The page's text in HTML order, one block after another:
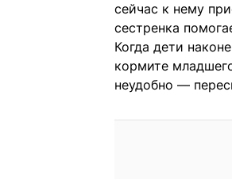
сейчас к нему
сестренка
Когда дети
кормите
неудобно —